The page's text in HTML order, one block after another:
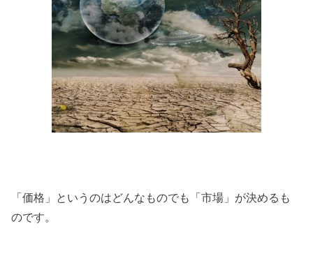
「価格」というのはどんなものでも「市場」が決めるも
のです。